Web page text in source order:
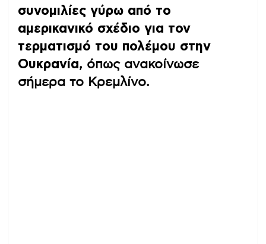
συνομιλίες γύρω από το
αμερικανικό σχέδιο για τον
τερματισμό του πολέμου στην
Ουκρανία, όπως ανακοίνωσε
σήμερα το Κρεμλίνο.